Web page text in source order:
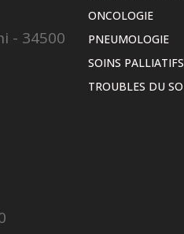
- 34500
ONCOLOGIE
PNEUMOLOGIE
SOINS PALLIATIFS
TROUBLES DU